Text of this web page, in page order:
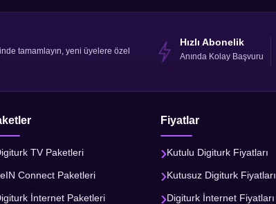
tamamlayın, yeni üyelere özel
Hızlı Abonelik
Anında Kolay Başvuru
TV Paketleri
Connect Paketleri
İnternet Paketleri
Fiyatlar
Kutulu Digiturk Fiyatları
Kutusuz Digiturk Fiyatları
Digiturk İnternet Fiyatları